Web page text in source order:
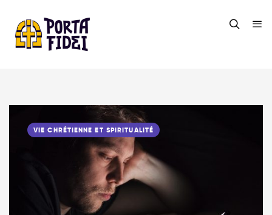
VIE CHRÉTIENNE ET SPIRITUALITÉ